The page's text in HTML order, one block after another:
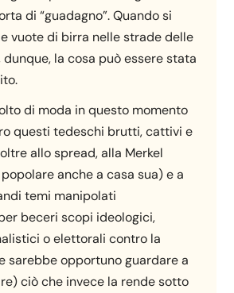
di “guadagno”. Quando si
vuote di birra nelle strade delle
la cosa può essere stata
di moda in questo momento
questi tedeschi brutti, cattivi e
allo spread, alla Merkel
anche a casa sua) e a
temi manipolati
beceri scopi ideologici,
o elettorali contro la
sarebbe opportuno guardare a
ciò che invece la rende sotto